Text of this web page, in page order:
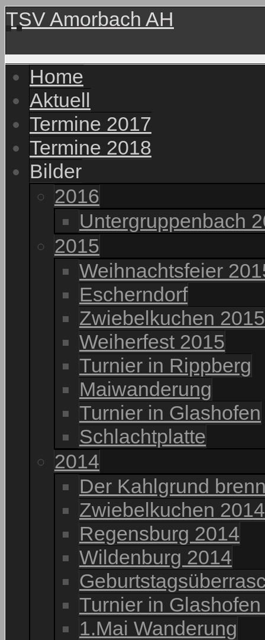
TSV Amorbach AH
Home
Aktuell
Termine 2017
Termine 2018
Bilder
2016
Untergruppenbach
2015
Weihnachtsfeier
Escherndorf
Zwiebelkuchen 2015
Weiherfest 2015
Turnier in Rippberg
Maiwanderung
Turnier in Glashofen
Schlachtplatte
2014
Der Kahlgrund
Zwiebelkuchen 2014
Regensburg 2014
Wildenburg 2014
Turnier in
1.Mai Wanderung